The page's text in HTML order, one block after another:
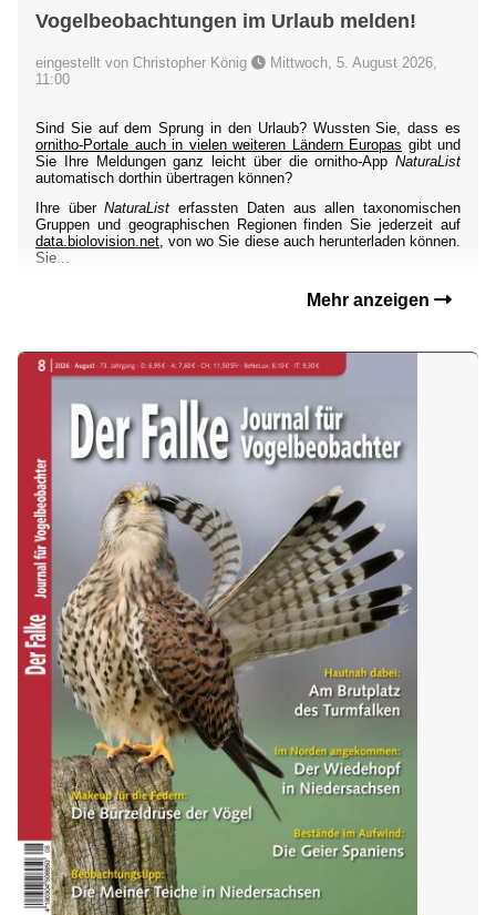
Vogelbeobachtungen im Urlaub melden!
eingestellt von Christopher König
Mittwoch, 5. August 2026,
11:00
Sind Sie auf dem Sprung in den Urlaub? Wussten Sie, dass es
ornitho-Portale auch in vielen weiteren Ländern Europas gibt und
Sie Ihre Meldungen ganz leicht über die ornitho-App NaturaList
automatisch dorthin übertragen können?
Ihre überNaturaList erfassten Daten aus allen taxonomischen
Gruppen und geographischen Regionen finden Sie jederzeit auf
data.biolovision.net, von wo Sie diese auch herunterladen können.
Sie...
Mehr anzeigen